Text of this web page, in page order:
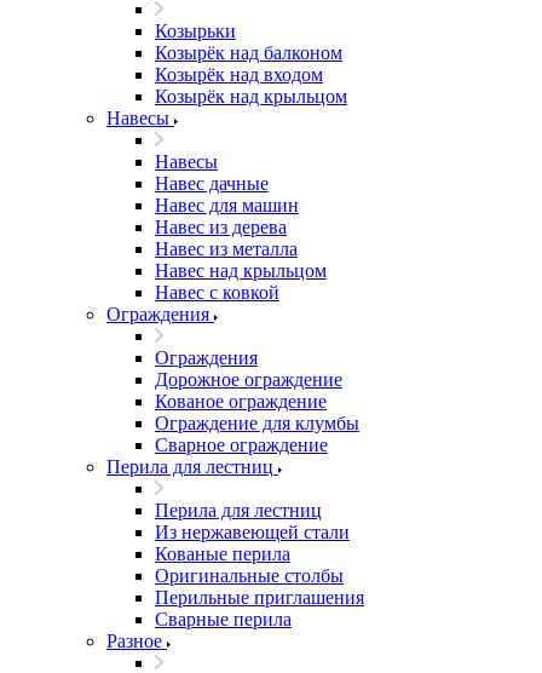
Козырьки
Козырёк над балконом
Козырёк над входом
Козырёк над крыльцом
Навесы
Навесы
Навес дачные
Навес для машин
Навес из дерева
Навес из металла
Навес над крыльцом
Навес с ковкой
Ограждения
Ограждения
Дорожное ограждение
Кованое ограждение
Ограждение для клумбы
Сварное ограждение
Перила для лестниц
Перила для лестниц
Из нержавеющей стали
Кованые перила
Оригинальные столбы
Перильные приглашения
Сварные перила
Разное